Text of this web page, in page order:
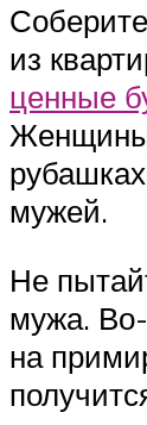
из
ценные
мужей.
Не
мужа.
на